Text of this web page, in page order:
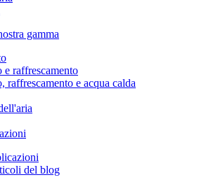
gamma
e raffrescamento
raffrescamento e acqua calda
del blog